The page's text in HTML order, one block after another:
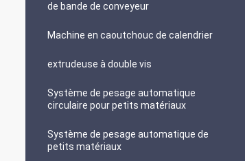
de bande de conveyeur
Machine en caoutchouc de calendrier
extrudeuse à double vis
Système de pesage automatique
circulaire pour petits matériaux
Système de pesage automatique de
petits matériaux